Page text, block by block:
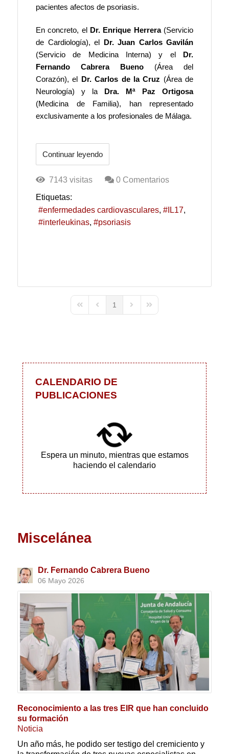
pacientes afectos de psoriasis.
En concreto, el Dr. Enrique Herrera(Servicio
de Cardiología), el
Dr. Juan Carlos Gavilán
(Servicio de Medicina Interna) y el
Dr.
Fernando Cabrera Bueno (Área del
Corazón), el
Dr. Carlos de la Cruz (Área de
Neurología) y la
Dra. Mª Paz Ortigosa
(Medicina de Familia), han representado
exclusivamente a los profesionales de Málaga.
Continuar leyendo
7143 visitas
0 Comentarios
Etiquetas:
enfermedades cardiovasculares
IL17
interleukinas
psoriasis
First PagePrevious Page
1
Next PageLast Page
CALENDARIO DE
PUBLICACIONES
Espera un minuto, mientras que estamos
haciendo el calendario
Miscelánea
Dr. Fernando Cabrera Bueno
06 Mayo 2026
Reconocimiento a las tres EIR que han concluido
su formación
Noticia
Un año más, he podido ser testigo del cremiciento y